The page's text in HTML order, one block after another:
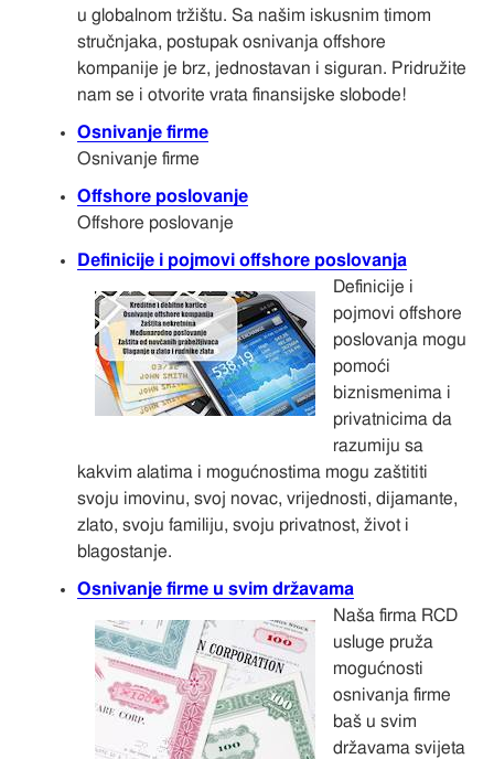
u globalnom tržištu. Sa našim iskusnim timom
stručnjaka, postupak osnivanja offshore
kompanije je brz, jednostavan i siguran. Pridružite
nam se i otvorite vrata finansijske slobode!
Osnivanje firme
Osnivanje firme
Offshore poslovanje
Offshore poslovanje
Definicije i pojmovi offshore poslovanja
Definicije i
pojmovi offshore
poslovanja mogu
pomoći
biznismenima i
privatnicima da
razumiju sa
kakvim alatima i mogućnostima mogu zaštititi
svoju imovinu, svoj novac, vrijednosti, dijamante,
zlato, svoju familiju, svoju privatnost, život i
blagostanje.
Osnivanje firme u svim državama
Naša firma RCD
usluge pruža
mogućnosti
osnivanja firme
baš u svim
državama svijeta